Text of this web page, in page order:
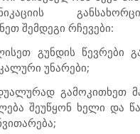
შემდეგი რჩევები:
გუნდის წევრები
უნარები;
გამოკითხეთ
შეუწყონ ხელი და